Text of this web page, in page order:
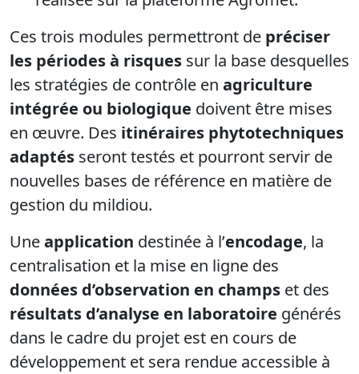
Ces trois modules permettront de préciser
les périodes à risques sur la base desquelles
les stratégies de contrôle en agriculture
intégrée ou biologique doivent être mises
en œuvre. Des itinéraires phytotechniques
adaptés seront testés et pourront servir de
nouvelles bases de référence en matière de
gestion du mildiou.
Uneapplication destinée à l’encodage, la
centralisation et la mise en ligne des
données d’observation en champs et des
résultats d’analyse en laboratoire générés
dans le cadre du projet est en cours de
développement et sera rendue accessible à